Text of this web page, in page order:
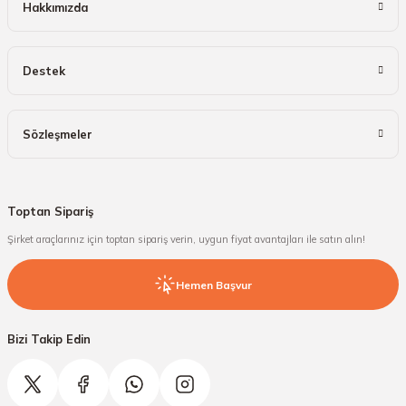
Hakkımızda
Destek
Sözleşmeler
Toptan Sipariş
Şirket araçlarınız için toptan sipariş verin, uygun fiyat avantajları ile satın alın!
Hemen Başvur
Bizi Takip Edin